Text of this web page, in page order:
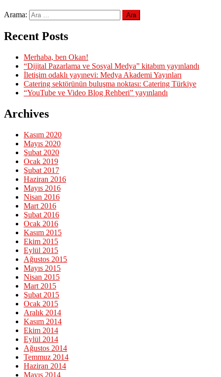
Arama:
Recent Posts
Merhaba, ben Okan!
“Dijital Pazarlama ve Sosyal Medya” kitabım yayınlandı
İletişim odaklı yayınevi: Medya Akademi Yayınları
Catering sektörünün buluşma noktası: Catering Türkiye
“YouTube ve Video Blog Rehberi” yayınlandı
Archives
Kasım 2020
Mayıs 2020
Şubat 2020
Ocak 2019
Şubat 2017
Haziran 2016
Mayıs 2016
Nisan 2016
Mart 2016
Şubat 2016
Ocak 2016
Kasım 2015
Ekim 2015
Eylül 2015
Ağustos 2015
Mayıs 2015
Nisan 2015
Mart 2015
Şubat 2015
Ocak 2015
Aralık 2014
Kasım 2014
Ekim 2014
Eylül 2014
Ağustos 2014
Temmuz 2014
Haziran 2014
Mayıs 2014